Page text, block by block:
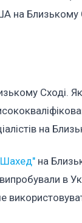
на
Сході.
на
на
в